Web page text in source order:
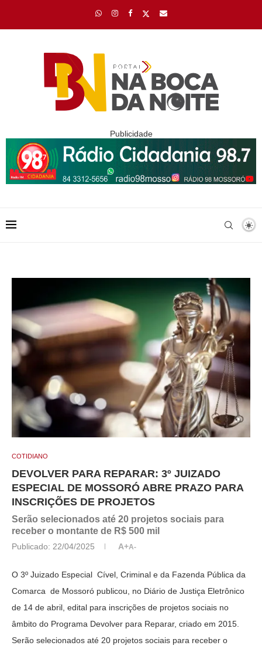
Publicidade
COTIDIANO
DEVOLVER PARA REPARAR: 3º JUIZADO
ESPECIAL DE MOSSORÓ ABRE PRAZO PARA
INSCRIÇÕES DE PROJETOS
Serão selecionados até 20 projetos sociais para
receber o montante de R$ 500 mil
Publicado: 22/04/2025 A+A-
O 3º Juizado Especial Cível, Criminal e da Fazenda Pública da
Comarca de Mossoró publicou, no Diário de Justiça Eletrônico
de 14 de abril, edital para inscrições de projetos sociais no
âmbito do Programa Devolver para Reparar, criado em 2015.
Serão selecionados até 20 projetos sociais para receber o